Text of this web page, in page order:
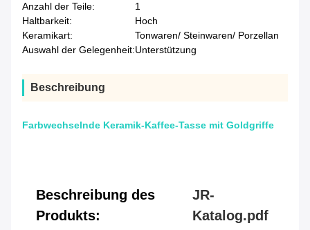
Anzahl der Teile:
1
Haltbarkeit:
Hoch
Keramikart:
Tonwaren/ Steinwaren/ Porzellan
Auswahl der Gelegenheit:Unterstützung
Beschreibung
Farbwechselnde Keramik-Kaffee-Tasse mit Goldgriffe
Beschreibung des
Produkts:
JR-
Katalog.pdf